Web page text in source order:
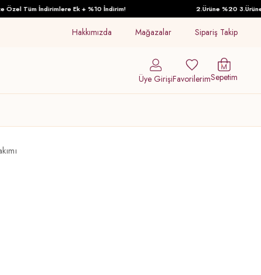
Tüm İndirimlere Ek + %10 İndirim! 2.Ürüne %20 3.Ürüne
Hakkımızda Mağazalar Sipariş Takip
Üye GirişiFavorilerimSepetim